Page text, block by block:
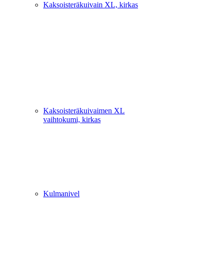
Kaksoisteräkuivain XL, kirkas
Kaksoisteräkuivaimen XL
vaihtokumi, kirkas
Kulmanivel